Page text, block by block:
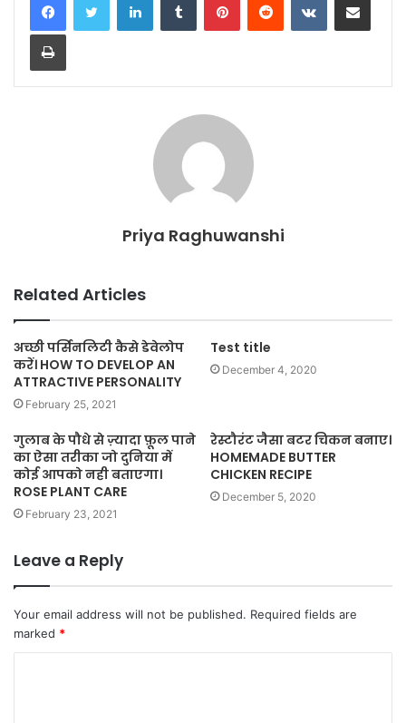
Print
Priya Raghuwanshi
Related Articles
अच्छी पर्सिनलिटी कैसे डेवेलोप
करें। HOW TO DEVELOP AN
ATTRACTIVE PERSONALITY
February 25, 2021
Test title
December 4, 2020
गुलाब के पौधे से ज़्यादा फ़ूल पाने
का ऐसा तरीका जो दुनिया में
कोई आपको नही बताएगा।
ROSE PLANT CARE
February 23, 2021
रेस्टौरंट जैसा बटर चिकन बनाए।
HOMEMADE BUTTER
CHICKEN RECIPE
December 5, 2020
Leave a Reply
Your email address will not be published. Required fields are
marked *